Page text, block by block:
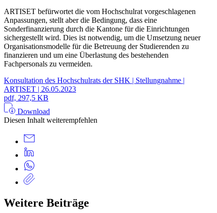
ARTISET befürwortet die vom Hochschulrat vorgeschlagenen
Anpassungen, stellt aber die Bedingung, dass eine
Sonderfinanzierung durch die Kantone für die Einrichtungen
sichergestellt wird. Dies ist notwendig, um die Umsetzung neuer
Organisationsmodelle für die Betreuung der Studierenden zu
finanzieren und um eine Überlastung des bestehenden
Fachpersonals zu vermeiden.
Konsultation des Hochschulrats der SHK | Stellungnahme |
ARTISET | 26.05.2023
pdf, 297,5 KB
Download
Diesen Inhalt weiterempfehlen
Weitere Beiträge